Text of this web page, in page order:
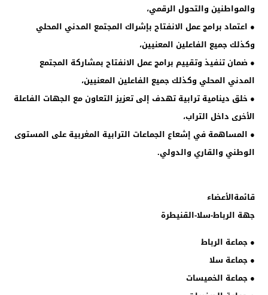
والمواطنين والتحول الرقمي،
● اعتماد برامج عمل الانفتاح بإشراك المجتمع المدني المحلي
وكذلك جميع الفاعلين المعنيين،
● ضمان تنفيذ وتقييم برامج عمل الانفتاح بمشاركة المجتمع
المدني المحلي وكذلك جميع الفاعلين المعنيين،
● خلق دينامية ترابية تهدف إلى تعزيز التعاون مع الجهات الفاعلة
الأخرى داخل التراب،
● المساهمة في إشعاع الجماعات الترابية المغربية على المستوى
الوطني والقاري والدولي.
قائمةالأعضاء
جهة الرباط-سلا-القنيطرة
● جماعة الرباط
● جماعة سلا
● جماعة الخميسات